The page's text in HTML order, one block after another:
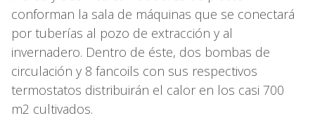
conforman la sala de máquinas que se conectará
por tuberías al pozo de extracción y al
invernadero. Dentro de éste, dos bombas de
circulación y 8 fancoils con sus respectivos
termostatos distribuirán el calor en los casi 700
m2 cultivados.